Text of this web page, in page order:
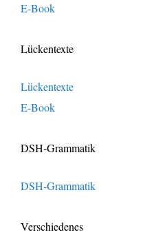
E-Book
Lückentexte
Lückentexte
E-Book
DSH-Grammatik
DSH-Grammatik
Verschiedenes